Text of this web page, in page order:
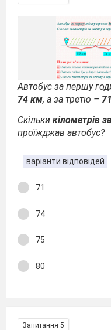
Автобус за першу
74 км, а за третю –
Скільки кілометрів
проїжджав автобус?
варіанти відповідей
71
74
75
80
Запитання 5